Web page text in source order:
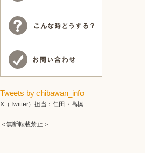
Tweets by chibawan_info
X（Twitter）担当：仁田・高橋
＜無断転載禁止＞